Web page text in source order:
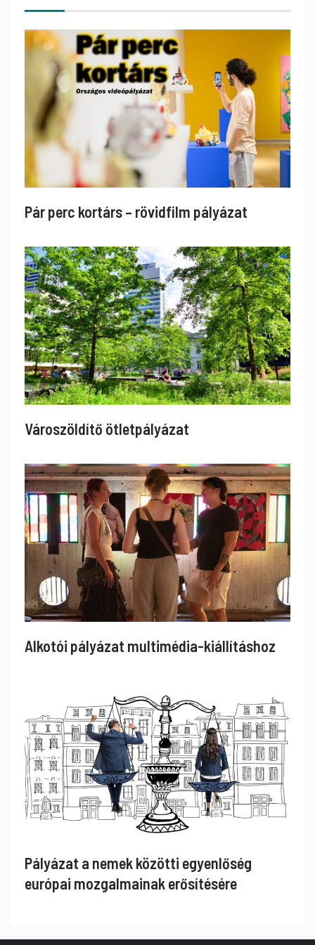
Pár perc kortárs – rövidfilm pályázat
Városzöldítő ötletpályázat
Alkotói pályázat multimédia-kiállításhoz
Pályázat a nemek közötti egyenlőség
európai mozgalmainak erősítésére